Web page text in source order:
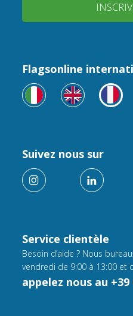
Service clientèle
Besoin d’aide ? Nous
vendredi de 9:00 à 13:00 et
appelez nous au +39
Flagsonline
Suivez nous sur